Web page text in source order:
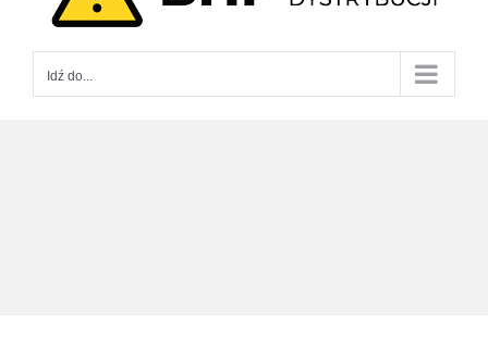
Idź do...